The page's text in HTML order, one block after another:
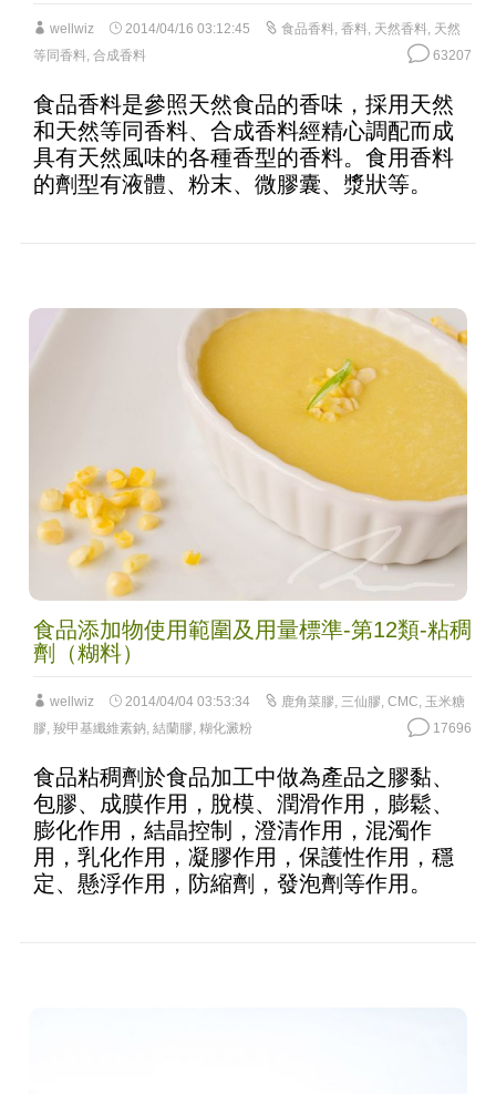
wellwiz 2014/04/16 03:12:45 食品香料, 香料, 天然香料, 天然
等同香料, 合成香料 63207
食品香料是參照天然食品的香味，採用天然
和天然等同香料、合成香料經精心調配而成
具有天然風味的各種香型的香料。食用香料
的劑型有液體、粉末、微膠囊、漿狀等。
食品添加物使用範圍及用量標準-第12類-粘稠
劑（糊料）
wellwiz 2014/04/04 03:53:34 鹿角菜膠, 三仙膠, CMC, 玉米糖
膠, 羧甲基纖維素鈉, 結蘭膠, 糊化澱粉 17696
食品粘稠劑於食品加工中做為產品之膠黏、
包膠、成膜作用，脫模、潤滑作用，膨鬆、
膨化作用，結晶控制，澄清作用，混濁作
用，乳化作用，凝膠作用，保護性作用，穩
定、懸浮作用，防縮劑，發泡劑等作用。